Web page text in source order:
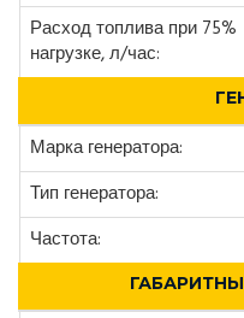
Расход топлива при 75%
нагрузке, л/час:
Марка генератора:
Тип генератора:
Частота: